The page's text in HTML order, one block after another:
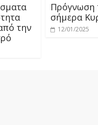
την
Πρόγνωση
σήμερα
12/01/2025